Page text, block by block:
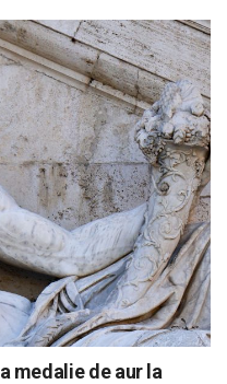
medalie de aur la